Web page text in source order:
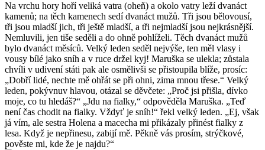
Na vrchu hory hoří veliká vatra (oheň) a okolo vatry leží dvanáct
kamenů; na těch kamenech sedí dvanáct mužů. Tři jsou bělovousí,
tři jsou mladší jich, tři ještě mladší, a tři nejmladší jsou nejkrásnější.
Nemluvili, jen tiše seděli a do ohně pohlíželi. Těch dvanáct mužů
bylo dvanáct měsíců. Velký leden seděl nejvýše, ten měl vlasy i
vousy bílé jako sníh a v ruce držel kyj! Maruška se ulekla; zůstala
chvíli v udivení státi pak ale osmělivši se přistoupila blíže, prosíc:
„Dobří lidé, nechte mě ohřát se při ohni, zima mnou třese.“ Velký
leden, pokývnuv hlavou, otázal se děvčete: „Proč jsi přišla, dívko
moje, co tu hledáš?“ „Jdu na fialky,“ odpověděla Maruška. „Teď
není čas chodit na fialky. Vždyť je sníh!“ řekl velký leden. „Ej, však
já vím, ale sestra Holena a macecha mi přikázaly přinést fialky z
lesa. Když je nepřinesu, zabijí mě. Pěkně vás prosím, strýčkové,
pověste mi, kde že je najdu?“